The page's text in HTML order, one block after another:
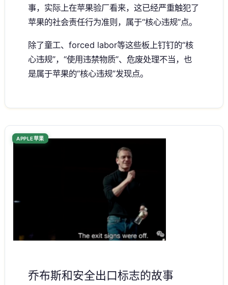
事，实际上在苹果验厂看来，这已经严重触犯了
苹果的社会责任行为准则，属于“核心违规”点。
除了童工、forced labor等这些板上钉钉的“核
心违规”，“使用违禁物质”、危废处理不当，也
是属于苹果的“核心违规”发现点。
乔布斯和安全出口标志的故事
APPLE苹果